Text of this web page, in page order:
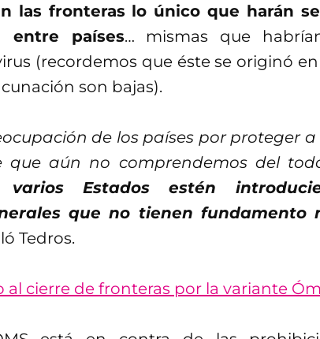
las fronteras lo único que harán
entre países… mismas que
(recordemos que éste se originó en
son bajas).
de los países por proteger
aún no comprendemos del
Estados estén
que no tienen fundamento
Tedros.
al cierre de fronteras por la variante